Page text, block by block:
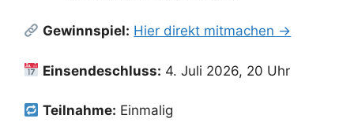
Gewinnspiel: Hier direkt mitmachen →
Einsendeschluss: 4. Juli 2026, 20 Uhr
Teilnahme: Einmalig